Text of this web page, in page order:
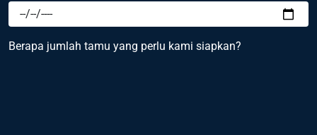
Berapa jumlah tamu yang perlu kami siapkan?